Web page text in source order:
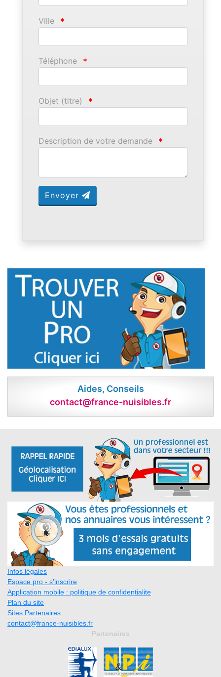
Ville *
Téléphone *
Objet (titre) *
Description de votre demande *
Envoyer
Aides, Conseils
contact@france-nuisibles.fr
Infos légales
Espace pro - s'inscrire
Application mobile : politique de confidentialite
Plan du site
Sites Partenaires
contact@france-nuisibles.fr
Partenaires